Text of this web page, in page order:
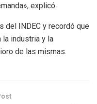
explicó.
del INDEC y recordó que
industria y la
de las mismas.